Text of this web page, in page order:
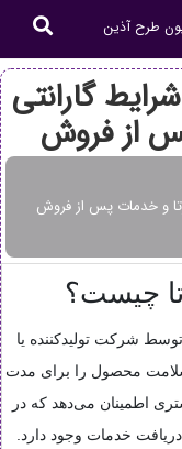
طرح آذین
گارانتی
از فروش
و خدمات پس از فروش
چیست؟
شرکت تولیدکننده یا
محصول را برای مدت
اطمینان می‌دهد که در
خدمات وجود دارد.